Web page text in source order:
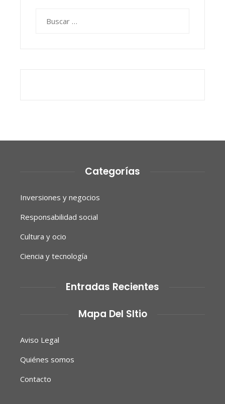
Categorías
Inversiones y negocios
Responsabilidad social
Cultura y ocio
Ciencia y tecnología
Entradas Recientes
Mapa Del SItio
Aviso Legal
Quiénes somos
Contacto